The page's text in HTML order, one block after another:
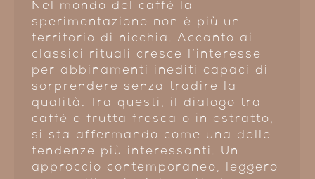
Nel mondo del caffè la
sperimentazione non è più un
territorio di nicchia. Accanto ai
classici rituali cresce l’interesse
per abbinamenti inediti capaci di
sorprendere senza tradire la
qualità. Tra questi, il dialogo tra
caffè e frutta fresca o in estratto,
si sta affermando come una delle
tendenze più interessanti. Un
approccio contemporaneo, leggero